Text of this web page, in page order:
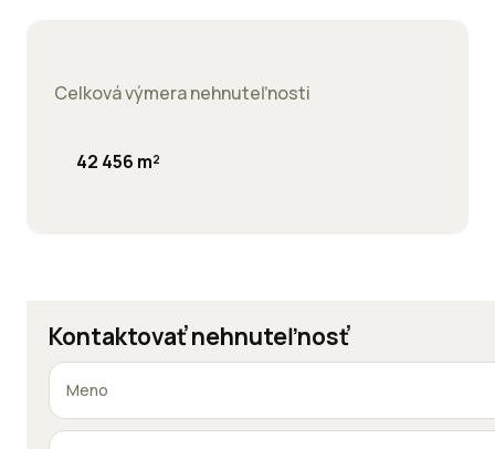
Celková výmera nehnuteľnosti
42 456 m²
Kontaktovať nehnuteľnosť